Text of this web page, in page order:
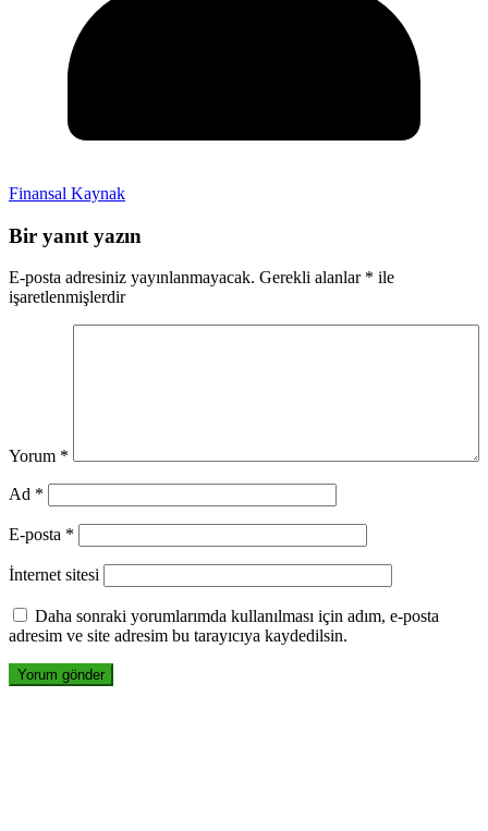
Finansal Kaynak
Bir yanıt yazın
E-posta adresiniz yayınlanmayacak. Gerekli alanlar * ile
işaretlenmişlerdir
Yorum *
Ad *
E-posta *
İnternet sitesi
Daha sonraki yorumlarımda kullanılması için adım, e-posta
adresim ve site adresim bu tarayıcıya kaydedilsin.